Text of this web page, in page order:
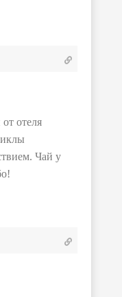
отеля
Чай у